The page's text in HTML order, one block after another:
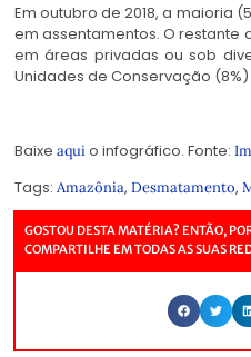
Em outubro de 2018, a maioria
em assentamentos. O
em áreas privadas ou sob
Unidades de Conservação
Baixe aquio infográfico. Fonte:
Tags: Amazônia, Desmatamento,
GOSTOU DESTA MATÉRIA? ENTÃO,
COMPARTILHE EM TODAS AS SUAS